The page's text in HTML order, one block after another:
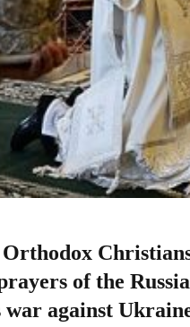
of the
war against